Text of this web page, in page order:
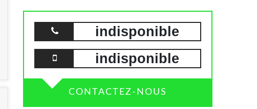
indisponible
indisponible
CONTACTEZ-NOUS